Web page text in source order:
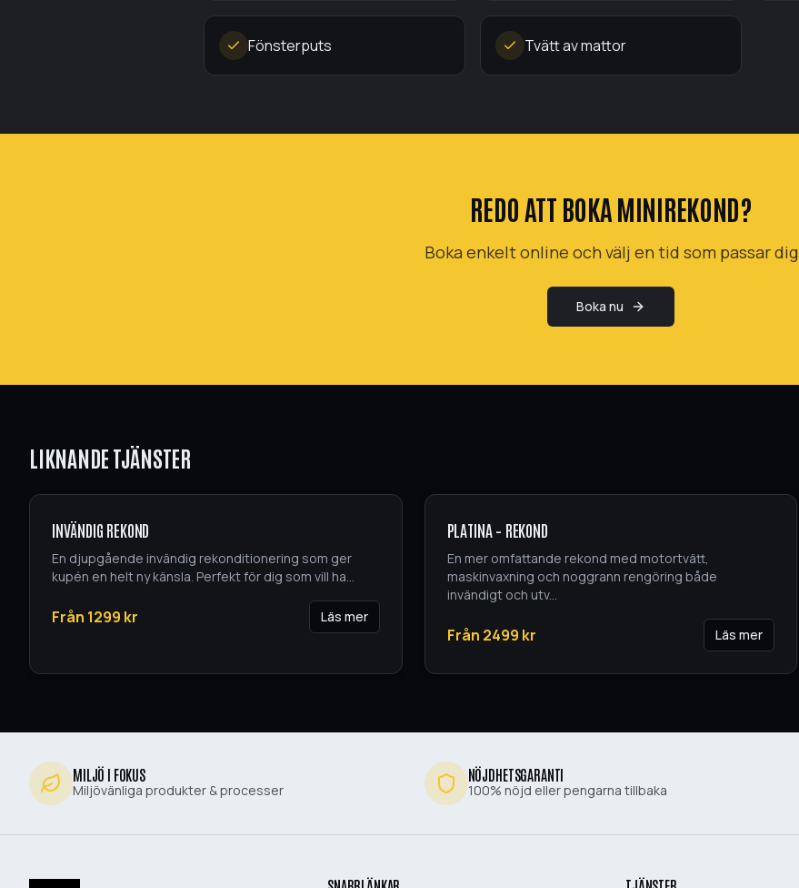
Fönsterputs Tvätt av mattor
REDO ATT BOKAMINIREKOND?
Boka enkelt online och välj en tid som passar dig
Boka nu
LIKNANDE TJÄNSTER
INVÄNDIG REKOND
En djupgående invändig rekonditionering som ger
kupén en helt ny känsla. Perfekt för dig som vill ha...
Från 1299 kr Läs mer
PLATINA – REKOND
En mer omfattande rekond med motortvätt,
maskinvaxning och noggrann rengöring både
invändigt och utv...
Från 2499 kr Läs mer
MILJÖ I FOKUS
Miljövänliga produkter & processer
NÖJDHETSGARANTI
100% nöjd eller pengarna tillbaka